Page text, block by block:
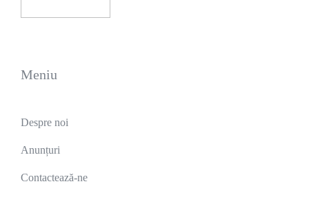
Meniu
Despre noi
Anunțuri
Contactează-ne